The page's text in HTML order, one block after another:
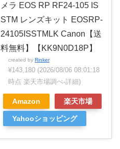
メラ EOS RP RF24-105 IS
STM レンズキット EOSRP-
24105ISSTMLK Canon【送
料無料】【KK9N0D18P】
created by Rinker
¥143,180 (2026/08/06 08:01:18
時点 楽天市場調べ-詳細)
Amazon 楽天市場
Yahooショッピング